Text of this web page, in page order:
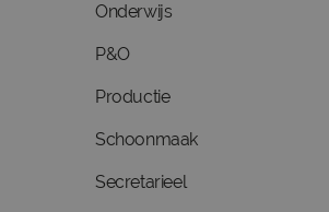
Onderwijs
P&O
Productie
Schoonmaak
Secretarieel